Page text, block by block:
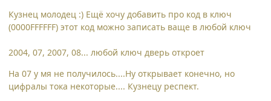
Кузнец молодец :) Ещё хочу добавить про код в ключ
(0000FFFFFF) этот код можно записать ваще в любой ключ
2004, 07, 2007, 08... любой ключ дверь откроет
На 07 у мя не получилось....Ну открывает конечно, но
цифралы тока некоторые.... Кузнецу респект.